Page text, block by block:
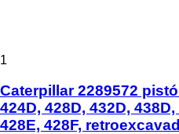
1
Caterpillar 2289572
424D, 428D, 432D,
428E, 428F,